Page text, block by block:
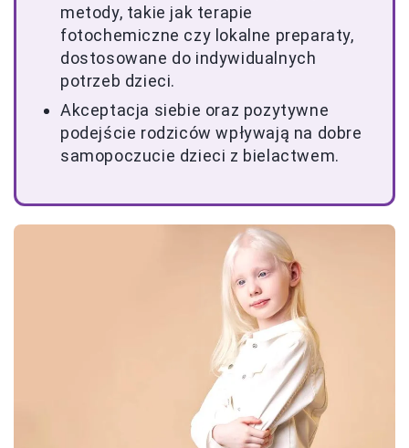
metody, takie jak terapie
fotochemiczne czy lokalne preparaty,
dostosowane do indywidualnych
potrzeb dzieci.
Akceptacja siebie oraz pozytywne
podejście rodziców wpływają na dobre
samopoczucie dzieci z bielactwem.